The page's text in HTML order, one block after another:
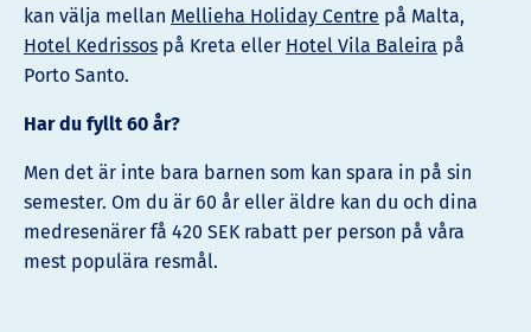
kan välja mellan Mellieha Holiday Centre på Malta,
Hotel Kedrissos på Kreta eller Hotel Vila Baleira på
Porto Santo.
Har du fyllt 60 år?
Men det är inte bara barnen som kan spara in på sin
semester. Om du är 60 år eller äldre kan du och dina
medresenärer få 420 SEK rabatt per person på våra
mest populära resmål.